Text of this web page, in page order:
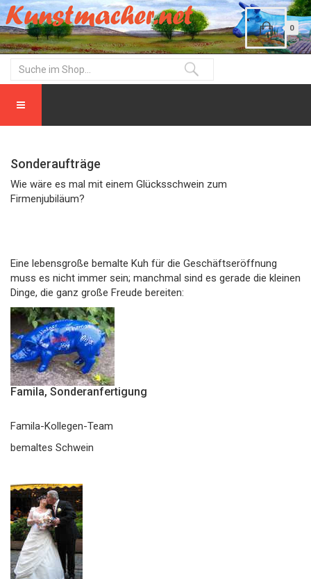
0
Sonderaufträge
Wie wäre es mal mit einem Glücksschwein zum
Firmenjubiläum?
Eine lebensgroße bemalte Kuh für die Geschäftseröffnung
muss es nicht immer sein; manchmal sind es gerade die kleinen
Dinge, die ganz große Freude bereiten:
Famila, Sonderanfertigung
Famila-Kollegen-Team
bemaltes Schwein